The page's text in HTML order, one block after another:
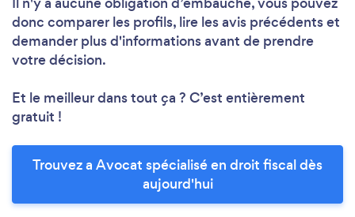
donc comparer les profils, lire les avis précédents et
demander plus d'informations avant de prendre
votre décision.
Et le meilleur dans tout ça ? C’est entièrement
gratuit !
Trouvez a Avocat spécialisé en droit fiscal dès
aujourd'hui